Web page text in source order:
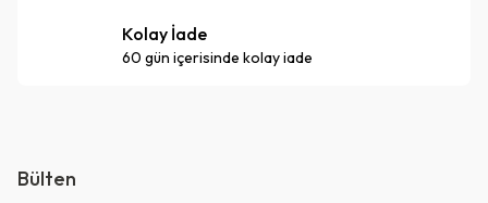
Kolay İade
60 gün içerisinde kolay iade
Bülten